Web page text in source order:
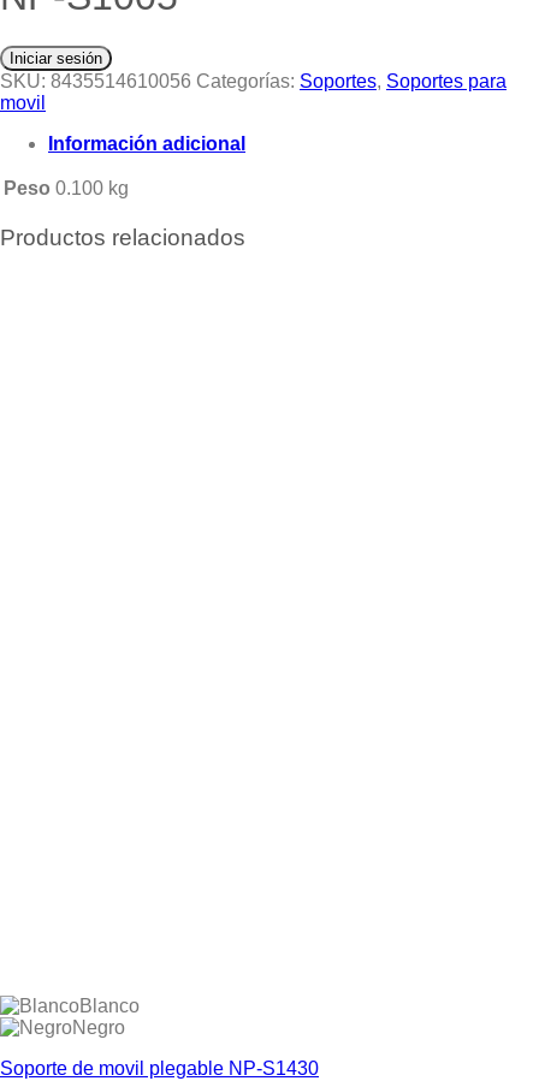
Iniciar sesión
SKU: 8435514610056 Categorías: Soportes, Soportes para
movil
Información adicional
Peso 0.100 kg
Productos relacionados
Blanco
Negro
Soporte de movil plegable NP-S1430